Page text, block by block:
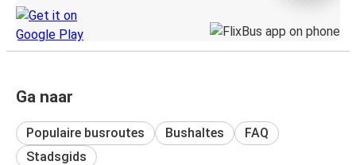
Ga naar
Populaire busroutes Bushaltes
FAQ
Stadsgids